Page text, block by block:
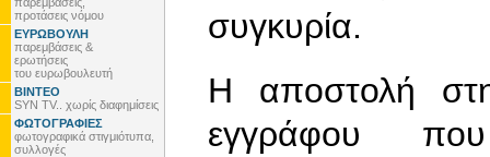
προτάσεις νόμου
ΕΥΡΩΒΟΥΛΗ
παρεμβάσεις &
ερωτήσεις
του ευρωβουλευτή
ΒΙΝΤΕΟ
SYN TV.. χωρίς διαφημίσεις
ΦΩΤΟΓΡΑΦΙΕΣ
φωτογραφικά στιγμιότυπα,
συλλογές
συγκυρία.
Η αποστολή
εγγράφου